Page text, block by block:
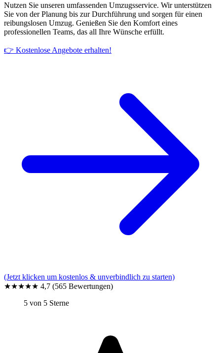
Nutzen Sie unseren umfassenden Umzugsservice. Wir unterstützen
Sie von der Planung bis zur Durchführung und sorgen für einen
reibungslosen Umzug. Genießen Sie den Komfort eines
professionellen Teams, das all Ihre Wünsche erfüllt.
👉 Kostenlose Angebote erhalten!
(Jetzt klicken um kostenlos & unverbindlich zu starten)
★★★★★ 4,7 (565 Bewertungen)
5 von 5 Sterne